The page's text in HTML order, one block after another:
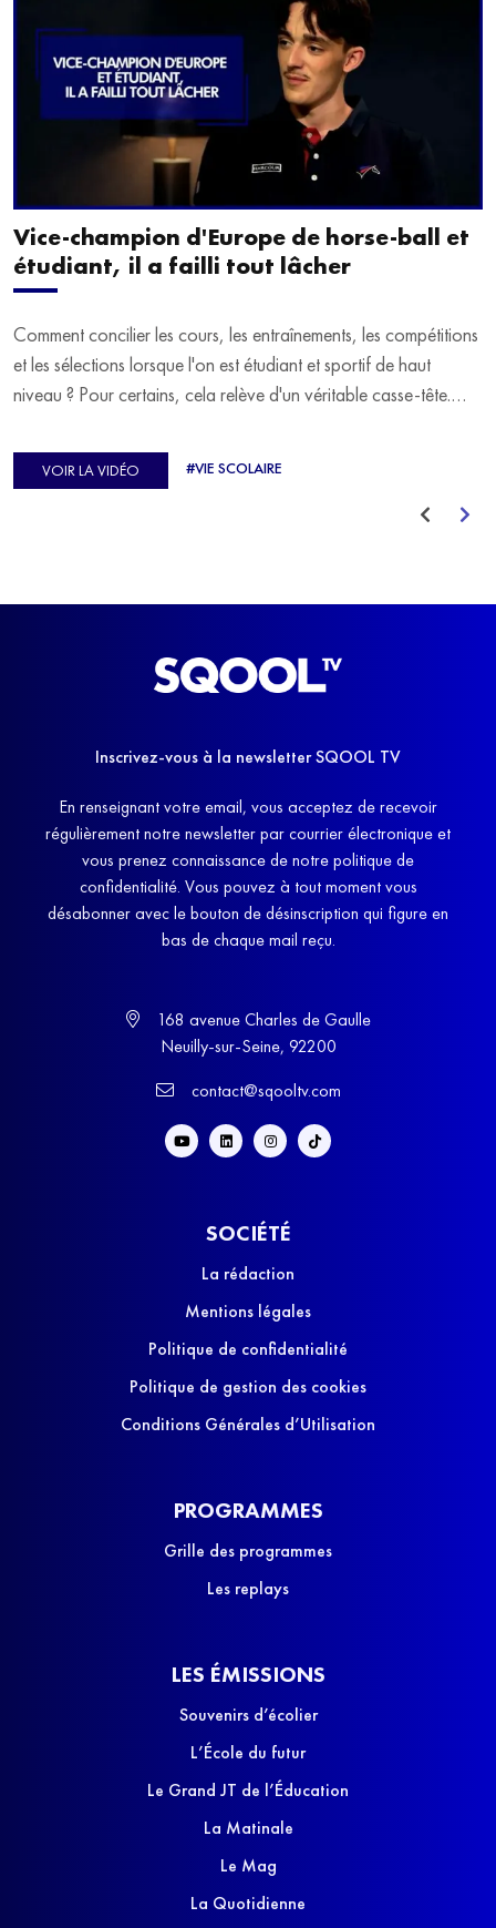
Vice-champion d'Europe de horse-ball et
étudiant, il a failli tout lâcher
Comment concilier les cours, les entraînements, les compétitions
et les sélections lorsque l'on est étudiant et sportif de haut
niveau ? Pour certains, cela relève d'un véritable casse-tête.
d'Europe de Horse-ball, qui a failli abandonner ses études
avant de trouver un nouvel équilibre.
VOIR LA VIDÉO #VIE SCOLAIRE
Inscrivez-vous à la newsletter SQOOL TV
En renseignant votre email, vous acceptez de recevoir
régulièrement notre newsletter par courrier électronique et
vous prenez connaissance de notre politique de
confidentialité. Vous pouvez à tout moment vous
désabonner avec le bouton de désinscription qui figure en
bas de chaque mail reçu.
168 avenue Charles de Gaulle
Neuilly-sur-Seine, 92200
contact@sqooltv.com
SOCIÉTÉ
La rédaction
Mentions légales
Politique de confidentialité
Politique de gestion des cookies
Conditions Générales d’Utilisation
PROGRAMMES
Grille des programmes
Les replays
LES ÉMISSIONS
Souvenirs d’écolier
L’École du futur
Le Grand JT de l’Éducation
La Matinale
Le Mag
La Quotidienne